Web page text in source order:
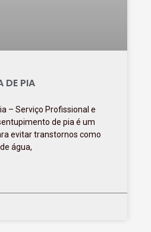
DE PIA
– Serviço Profissional e
de pia é um
evitar transtornos como
água,